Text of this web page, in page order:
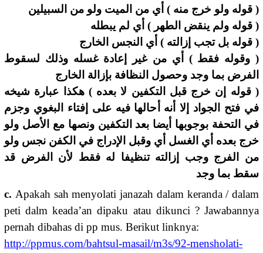
( قوله ولو خرج منه ) أي من الميت ولو من السبيلين
( قوله ولم ينقض الطهر ) أي لم يبطله
( قوله بل تجب إزالته ) أي النجس الخارج
( وقوله فقط ) أي من غير إعادة غسله وذلك لسقوط
الفرض بما وجد وحصول النظافة بإزالة الخارج
( قوله إن خرج قبل التكفين لا بعده ) هكذا عبارة شيخه
في فتح الجواد إلا أنه أحالها فيه على إفتاء البغوي وجزم
في التحفة بوجوبها أيضا بعد التكفين ونصها مع الأصل ولو
خرج بعده أي الغسل أي وقبل الإدراج في الكفن نجس ولو
من الفرج وجب إزالته تنظيفا له فقط لأن الفرض قد
سقط بما وجد
c. Apakah sah menyolati janazah dalam keranda / dalam
peti dalm keada’an dipaku atau dikunci ? Jawabannya
pernah dibahas di pp mus. Berikut linknya:
http://ppmus.com/bahtsul-masail/m3s/92-mensholati-